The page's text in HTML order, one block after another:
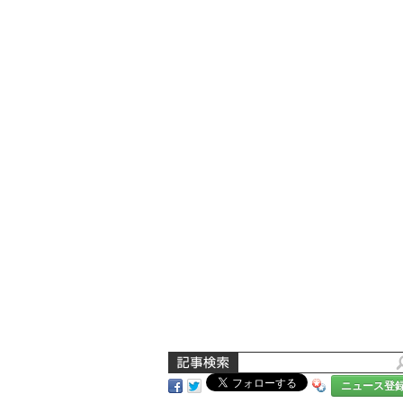
ニュース登